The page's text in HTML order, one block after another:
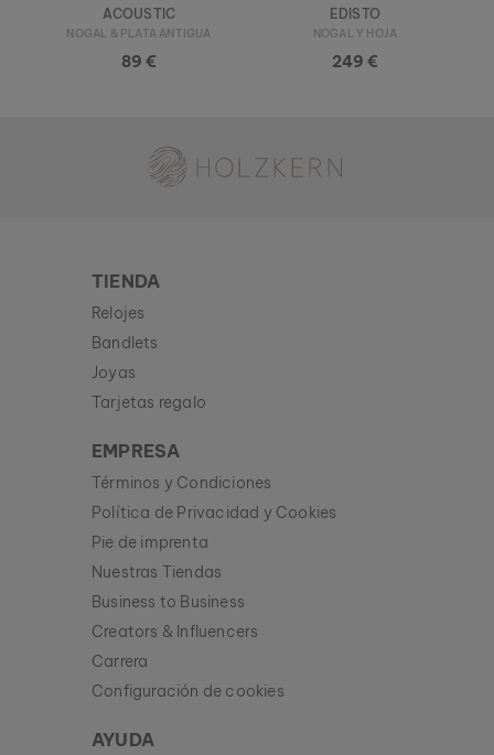
ACOUSTIC
NOGAL & PLATA ANTIGUA
89 €
EDISTO
NOGAL Y HOJA
249 €
TIENDA
Relojes
Bandlets
Joyas
Tarjetas regalo
EMPRESA
Términos y Condiciones
Política de Privacidad y Cookies
Pie de imprenta
Nuestras Tiendas
Business to Business
Creators & Influencers
Carrera
Configuración de cookies
AYUDA